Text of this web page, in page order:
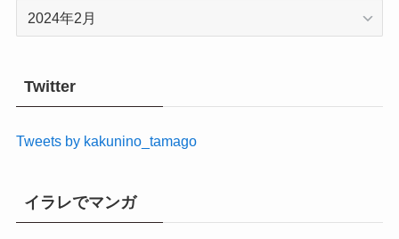
Twitter
Tweets by kakunino_tamago
イラレでマンガ